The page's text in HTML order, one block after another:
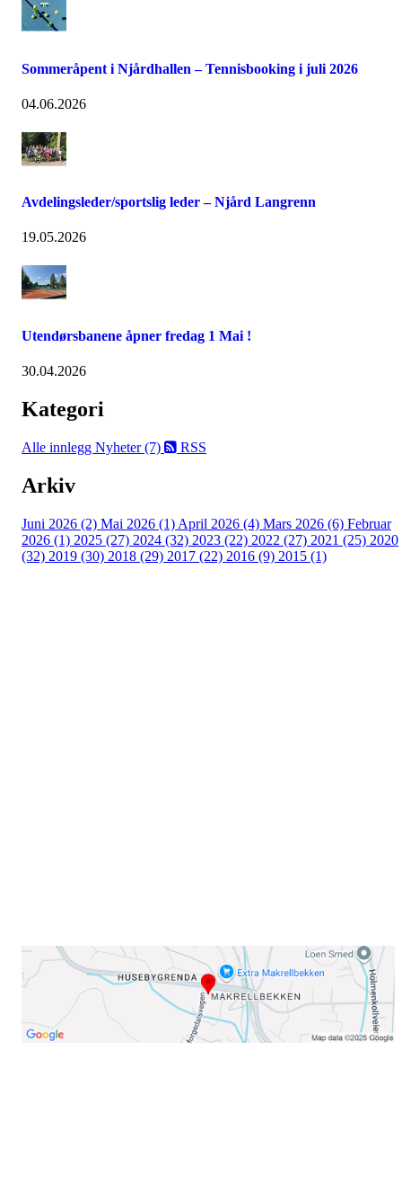
Sommeråpent i Njårdhallen – Tennisbooking i juli 2026
04.06.2026
Avdelingsleder/sportslig leder – Njård Langrenn
19.05.2026
Utendørsbanene åpner fredag 1 Mai !
30.04.2026
Kategori
Alle innlegg Nyheter (7) RSS
Arkiv
Juni 2026 (2) Mai 2026 (1) April 2026 (4) Mars 2026 (6) Februar
2026 (1) 2025 (27) 2024 (32) 2023 (22) 2022 (27) 2021 (25) 2020
(32) 2019 (30) 2018 (29) 2017 (22) 2016 (9) 2015 (1)